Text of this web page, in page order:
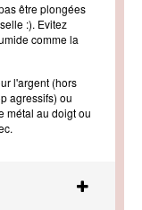
être plongées
:). Evitez
comme la
l'argent (hors
agressifs) ou
métal au doigt ou